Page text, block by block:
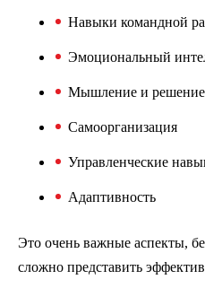
Навыки командной
Эмоциональный
Мышление и
Самоорганизация
Управленческие
Адаптивность
Это очень важные аспекты,
сложно представить